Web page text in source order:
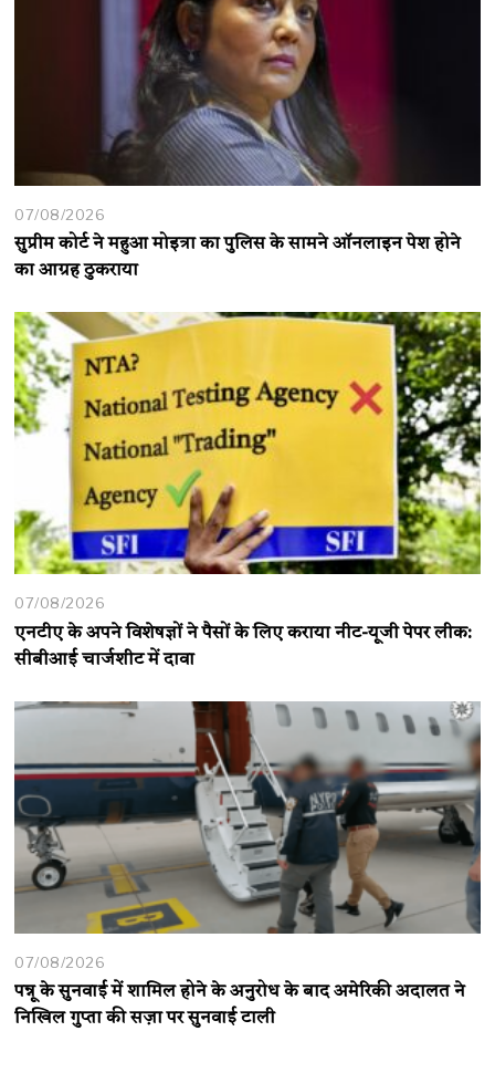
07/08/2026
सुप्रीम कोर्ट ने महुआ मोइत्रा का पुलिस के सामने ऑनलाइन पेश होने
का आग्रह ठुकराया
07/08/2026
एनटीए के अपने विशेषज्ञों ने पैसों के लिए कराया नीट-यूजी पेपर लीक:
सीबीआई चार्जशीट में दावा
07/08/2026
पन्नू के सुनवाई में शामिल होने के अनुरोध के बाद अमेरिकी अदालत ने
निखिल गुप्ता की सज़ा पर सुनवाई टाली